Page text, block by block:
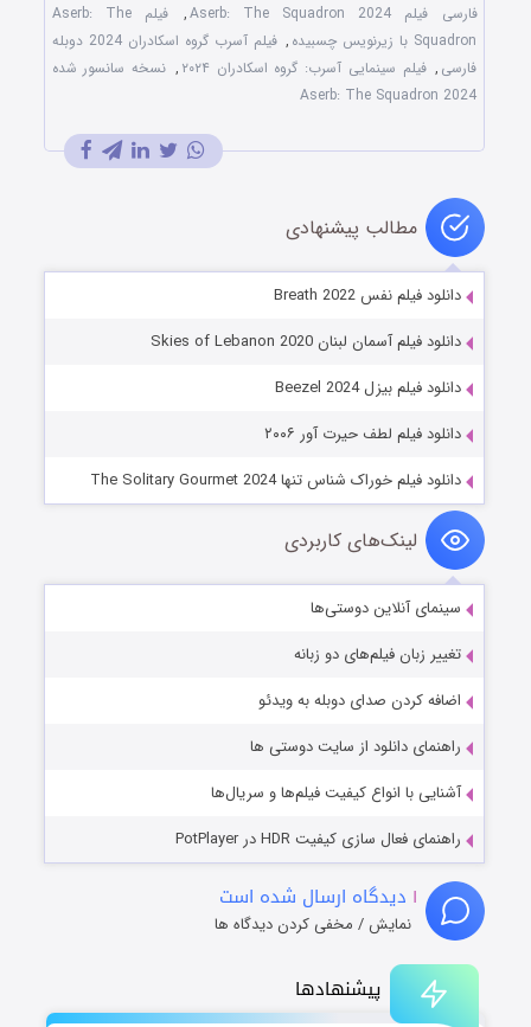
پیشنهادها
فارسی فیلم Aserb: The Squadron 2024 ,
فیلم Aserb: The
Squadron با زیرنویس چسبیده
,
فیلم آسرب گروه اسکادران 2024 دوبله
فارسی , فیلم سینمایی آسرب: گروه اسکادران ۲۰۲۴ , نسخه سانسور شده
Aserb: The Squadron 2024
مطالب پیشنهادی
دانلود فیلم نفس Breath 2022
دانلود فیلم آسمان لبنان Skies of Lebanon 2020
دانلود فیلم بیزل Beezel 2024
دانلود فیلم لطف حیرت آور ۲۰۰۶
دانلود فیلم خوراک شناس تنها The Solitary Gourmet 2024
لینک‌های کاربردی
سینمای آنلاین دوستی‌ها
تغییر زبان فیلم‌های دو زبانه
اضافه کردن صدای دوبله به ویدئو
راهنمای دانلود از سایت دوستی ها
آشنایی با انواع کیفیت فیلم‌ها و سریال‌ها
راهنمای فعال سازی کیفیت HDR در PotPlayer
۱ دیدگاه ارسال شده است
نمایش / مخفی کردن دیدگاه ها